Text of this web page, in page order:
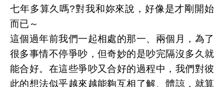
七年多算久嗎?對我和妳來說，好像是才剛開始
而已～
這個過年前我們一起相處的那一、兩個月，為了
很多事情不停爭吵，但奇妙的是吵完隔沒多久就
能合好。在這些爭吵又合好的過程中，我們對彼
此的想法似乎越來越能夠互相了解、體諒，就算